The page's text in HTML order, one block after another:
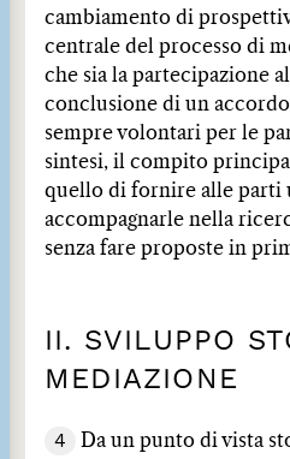
cambiamento di
centrale del processo di
che sia la partecipazione
conclusione di un
sempre volontari per le
sintesi, il compito
quello di fornire alle parti
accompagnarle nella
senza fare proposte in
II. SVILUPPO
MEDIAZIONE
4
Da un punto di vista